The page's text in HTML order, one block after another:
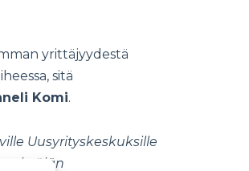
yrittäjyydestä
sitä
Komi.
Uusyrityskeskuksille
yrittäjän